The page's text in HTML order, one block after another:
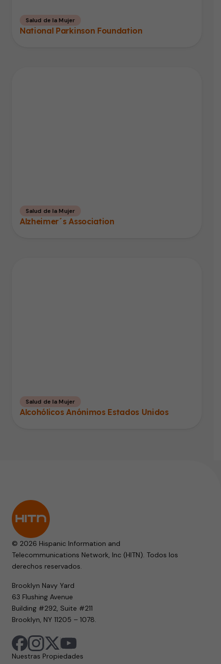
Salud de la Mujer
National Parkinson Foundation
Salud de la Mujer
Alzheimer´s Association
Salud de la Mujer
Alcohólicos Anónimos Estados Unidos
© 2026 Hispanic Information and
Telecommunications Network, Inc (HITN). Todos los
derechos reservados.
Brooklyn Navy Yard
63 Flushing Avenue
Building #292, Suite #211
Brooklyn, NY 11205 – 1078.
Nuestras Propiedades